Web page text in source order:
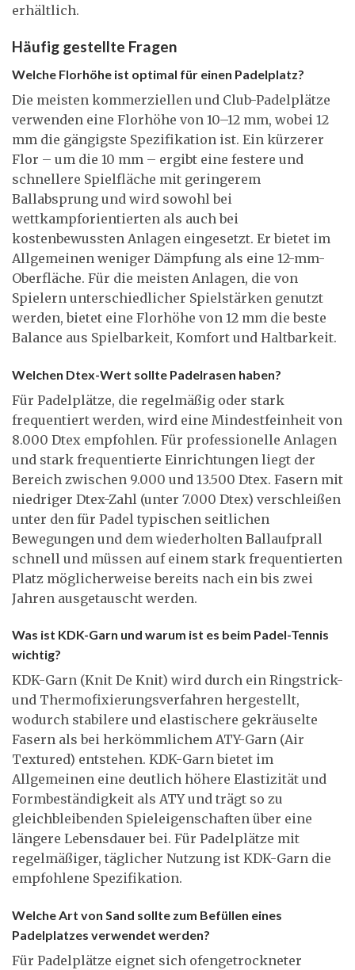
erhältlich.
Häufig gestellte Fragen
Welche Florhöhe ist optimal für einen Padelplatz?
Die meisten kommerziellen und Club-Padelplätze
verwenden eine Florhöhe von 10–12 mm, wobei 12
mm die gängigste Spezifikation ist. Ein kürzerer
Flor – um die 10 mm – ergibt eine festere und
schnellere Spielfläche mit geringerem
Ballabsprung und wird sowohl bei
wettkampforientierten als auch bei
kostenbewussten Anlagen eingesetzt. Er bietet im
Allgemeinen weniger Dämpfung als eine 12-mm-
Oberfläche. Für die meisten Anlagen, die von
Spielern unterschiedlicher Spielstärken genutzt
werden, bietet eine Florhöhe von 12 mm die beste
Balance aus Spielbarkeit, Komfort und Haltbarkeit.
Welchen Dtex-Wert sollte Padelrasen haben?
Für Padelplätze, die regelmäßig oder stark
frequentiert werden, wird eine Mindestfeinheit von
8.000 Dtex empfohlen. Für professionelle Anlagen
und stark frequentierte Einrichtungen liegt der
Bereich zwischen 9.000 und 13.500 Dtex. Fasern mit
niedriger Dtex-Zahl (unter 7.000 Dtex) verschleißen
unter den für Padel typischen seitlichen
Bewegungen und dem wiederholten Ballaufprall
schnell und müssen auf einem stark frequentierten
Platz möglicherweise bereits nach ein bis zwei
Jahren ausgetauscht werden.
Was ist KDK-Garn und warum ist es beim Padel-Tennis
wichtig?
KDK-Garn (Knit De Knit) wird durch ein Ringstrick-
und Thermofixierungsverfahren hergestellt,
wodurch stabilere und elastischere gekräuselte
Fasern als bei herkömmlichem ATY-Garn (Air
Textured) entstehen. KDK-Garn bietet im
Allgemeinen eine deutlich höhere Elastizität und
Formbeständigkeit als ATY und trägt so zu
gleichbleibenden Spieleigenschaften über eine
längere Lebensdauer bei. Für Padelplätze mit
regelmäßiger, täglicher Nutzung ist KDK-Garn die
empfohlene Spezifikation.
Welche Art von Sand sollte zum Befüllen eines
Padelplatzes verwendet werden?
Für Padelplätze eignet sich ofengetrockneter